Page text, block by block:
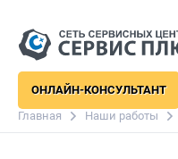
ОНЛАЙН-КОНСУЛЬТАНТ
Главная
Наши работы